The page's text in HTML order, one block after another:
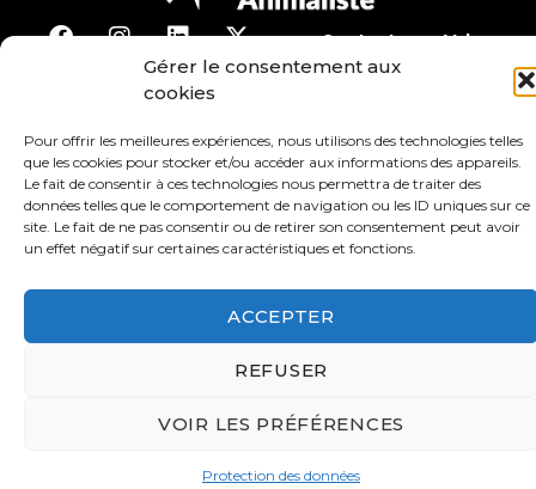
Gérer le consentement aux
cookies
Pour offrir les meilleures expériences, nous utilisons des technologies telles
que les cookies pour stocker et/ou accéder aux informations des appareils.
Le fait de consentir à ces technologies nous permettra de traiter des
données telles que le comportement de navigation ou les ID uniques sur ce
site. Le fait de ne pas consentir ou de retirer son consentement peut avoir
un effet négatif sur certaines caractéristiques et fonctions.
ACCEPTER
REFUSER
VOIR LES PRÉFÉRENCES
Protection des données
Contact Valeurs
S’abonner à la lettre
Faire un don Adhérer
Conditions générales d’utilisation